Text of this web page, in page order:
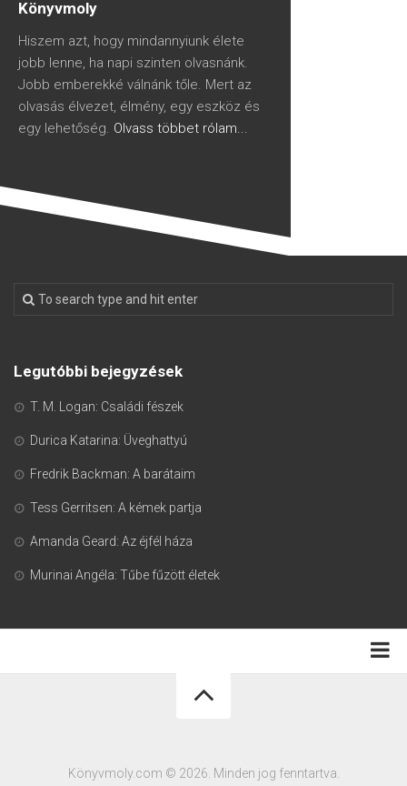
Könyvmoly
Hiszem azt, hogy mindannyiunk élete
jobb lenne, ha napi szinten olvasnánk.
Jobb emberekké válnánk tőle. Mert az
olvasás élvezet, élmény, egy eszköz és
egy lehetőség. Olvass többet rólam...
Legutóbbi bejegyzések
T. M. Logan: Családi fészek
Durica Katarina: Üveghattyú
Fredrik Backman: A barátaim
Tess Gerritsen: A kémek partja
Amanda Geard: Az éjfél háza
Murinai Angéla: Tűbe fűzött életek
Könyvmoly.com © 2026. Minden jog fenntartva.